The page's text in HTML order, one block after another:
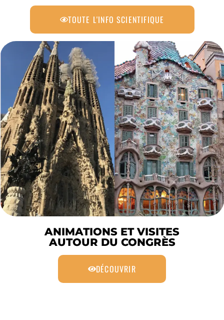
TOUTE L'INFO SCIENTIFIQUE
ANIMATIONS ET VISITES
AUTOUR DU CONGRÈS
DÉCOUVRIR